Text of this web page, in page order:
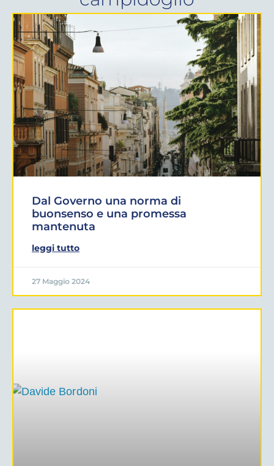
Dal Governo una norma di
buonsenso e una promessa
mantenuta
leggi tutto
27 Maggio 2024